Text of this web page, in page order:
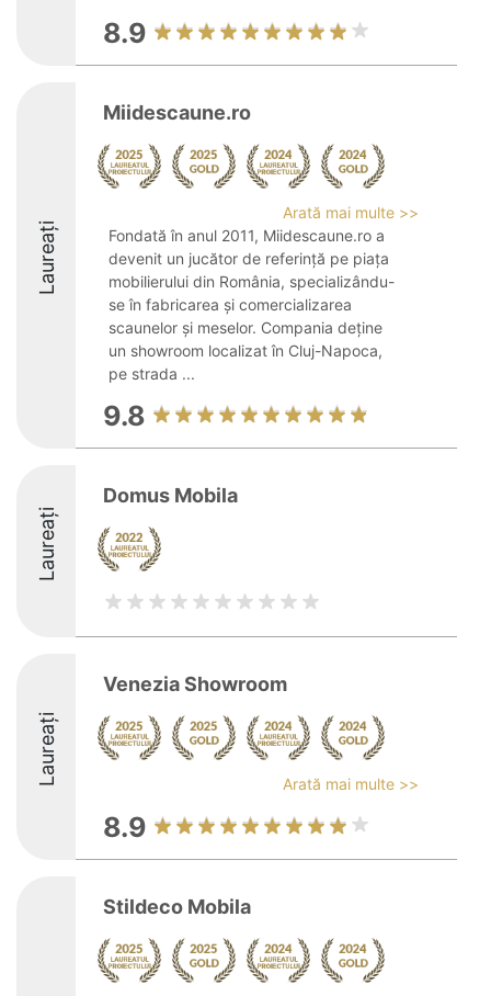
8.9
Laureați
Miidescaune.ro
Arată mai multe >>
Fondată în anul 2011, Miidescaune.ro a
devenit un jucător de referință pe piața
mobilierului din România, specializându-
se în fabricarea și comercializarea
scaunelor și meselor. Compania deține
un showroom localizat în Cluj-Napoca,
pe strada ...
9.8
Laureați
Domus Mobila
Laureați
Venezia Showroom
Arată mai multe >>
8.9
Stildeco Mobila